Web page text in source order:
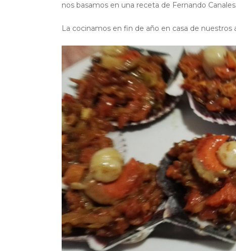
nos basamos en una receta de Fernando Canales.
La cocinamos en fin de año en casa de